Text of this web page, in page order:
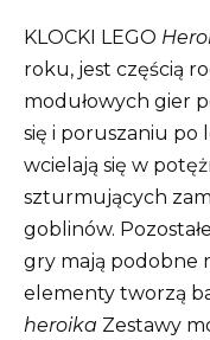
KLOCKI LEGO
roku, jest częścią
modułowych gier
się i poruszaniu po
wcielają się w
szturmujących
goblinów.
gry mają podobne
elementy tworzą
heroika Zestawy